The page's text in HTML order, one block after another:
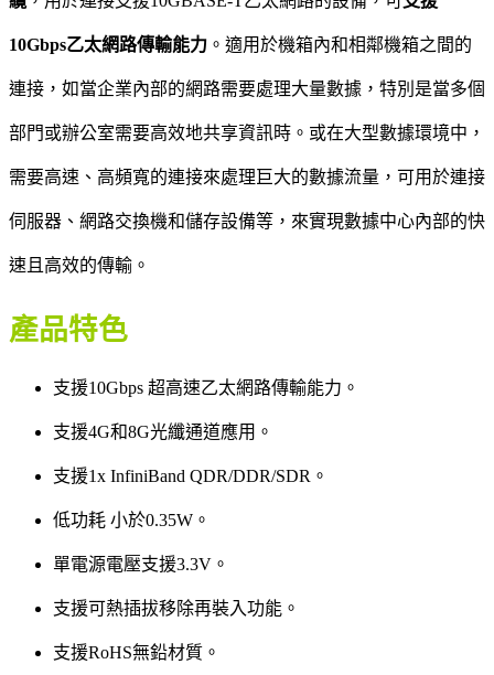
10Gbps乙太網路傳輸能力 。適用於機箱內和相鄰機箱之間的
連接，如當企業內部的網路需要處理大量數據，特別是當多個
部門或辦公室需要高效地共享資訊時。或在大型數據環境中，
需要高速、高頻寬的連接來處理巨大的數據流量，可用於連接
伺服器、網路交換機和儲存設備等，來實現數據中心內部的快
速且高效的傳輸。
產品特色
支援10Gbps 超高速乙太網路傳輸能力。
支援4G和8G光纖通道應用。
支援1x InfiniBand QDR/DDR/SDR。
低功耗 小於0.35W。
單電源電壓支援3.3V。
支援可熱插拔移除再裝入功能。
支援RoHS無鉛材質。